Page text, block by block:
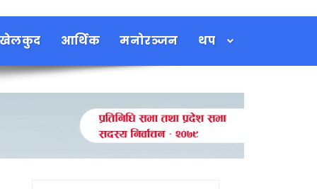
आर्थिक मनोरञ्जन थप